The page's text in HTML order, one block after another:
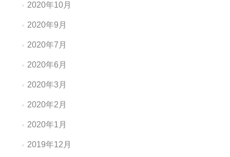
2020年10月
2020年9月
2020年7月
2020年6月
2020年3月
2020年2月
2020年1月
2019年12月